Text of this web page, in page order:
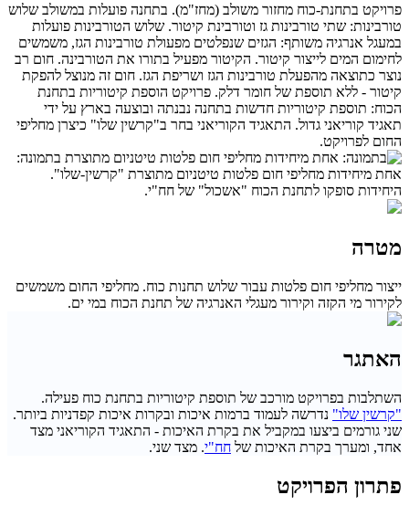
פרויקט בתחנת-כוח מחזור משולב (מחז"מ). בתחנה פועלות במשולב שלוש
טורבינות: שתי טורבינות גז וטורבינת קיטור. שלוש הטורבינות פועלות
במעגל אנרגיה משותף: הגזים שנפלטים מפעולת טורבינות הגז, משמשים
לחימום המים לייצור קיטור. הקיטור מפעיל בתורו את הטורבינה. חום רב
נוצר כתוצאה מהפעלת טורבינות הגז ושריפת הגז. חום זה מנוצל להפקת
קיטור - ללא תוספת של חומר דלק. פרויקט הוספת קיטוריות בתחנת
הכוח: תוספת קיטוריות חדשות בתחנה נבנתה ובוצעה בארץ על ידי
תאגיד קוריאני גדול. התאגיד הקוריאני בחר ב"קרשין שלו" כיצרן מחליפי
החום לפרויקט.
בתמונה:
אחת מיחידות מחליפי חום פלטות טיטניום מתוצרת "קרשין-שלו".
היחידות סופקו לתחנת הכוח "אשכול" של חח"י.
מטרה
ייצור מחליפי חום פלטות עבור שלוש תחנות כוח. מחליפי החום משמשים
לקירור מי הקזה וקירור מעגלי האנרגיה של תחנת הכוח במי ים.
האתגר
השתלבות בפרויקט מורכב של תוספת קיטוריות בתחנת כוח פעילה.
"קרשין שלו" נדרשה לעמוד ברמות איכות ובקרות איכות קפדניות ביותר.
שני גורמים ביצעו במקביל את בקרת האיכות - התאגיד הקוריאני מצד
אחד, ומערך בקרת האיכות של חח"י. מצד שני.
פתרון הפרויקט